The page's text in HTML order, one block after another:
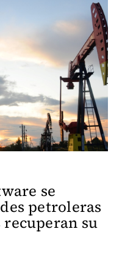
se
petroleras
recuperan su